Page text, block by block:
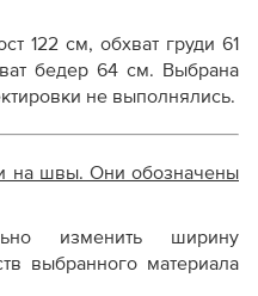
122 см, обхват груди 61
бедер 64 см. Выбрана
не выполнялись.
на швы. Они обозначены
изменить ширину
выбранного материала